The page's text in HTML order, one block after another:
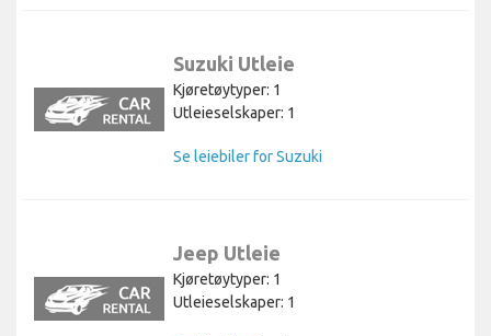
Suzuki Utleie
Kjøretøytyper: 1
Utleieselskaper: 1
Se leiebiler for Suzuki
Jeep Utleie
Kjøretøytyper: 1
Utleieselskaper: 1